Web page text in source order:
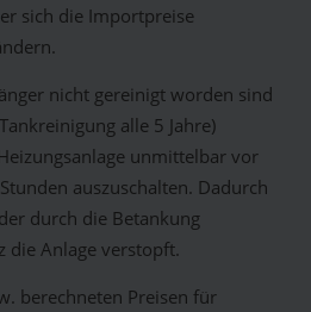
sich die Importpreise
nicht gereinigt worden sind
alle 5 Jahre)
unmittelbar vor
auszuschalten. Dadurch
durch die Betankung
die Anlage verstopft.
berechneten Preisen für